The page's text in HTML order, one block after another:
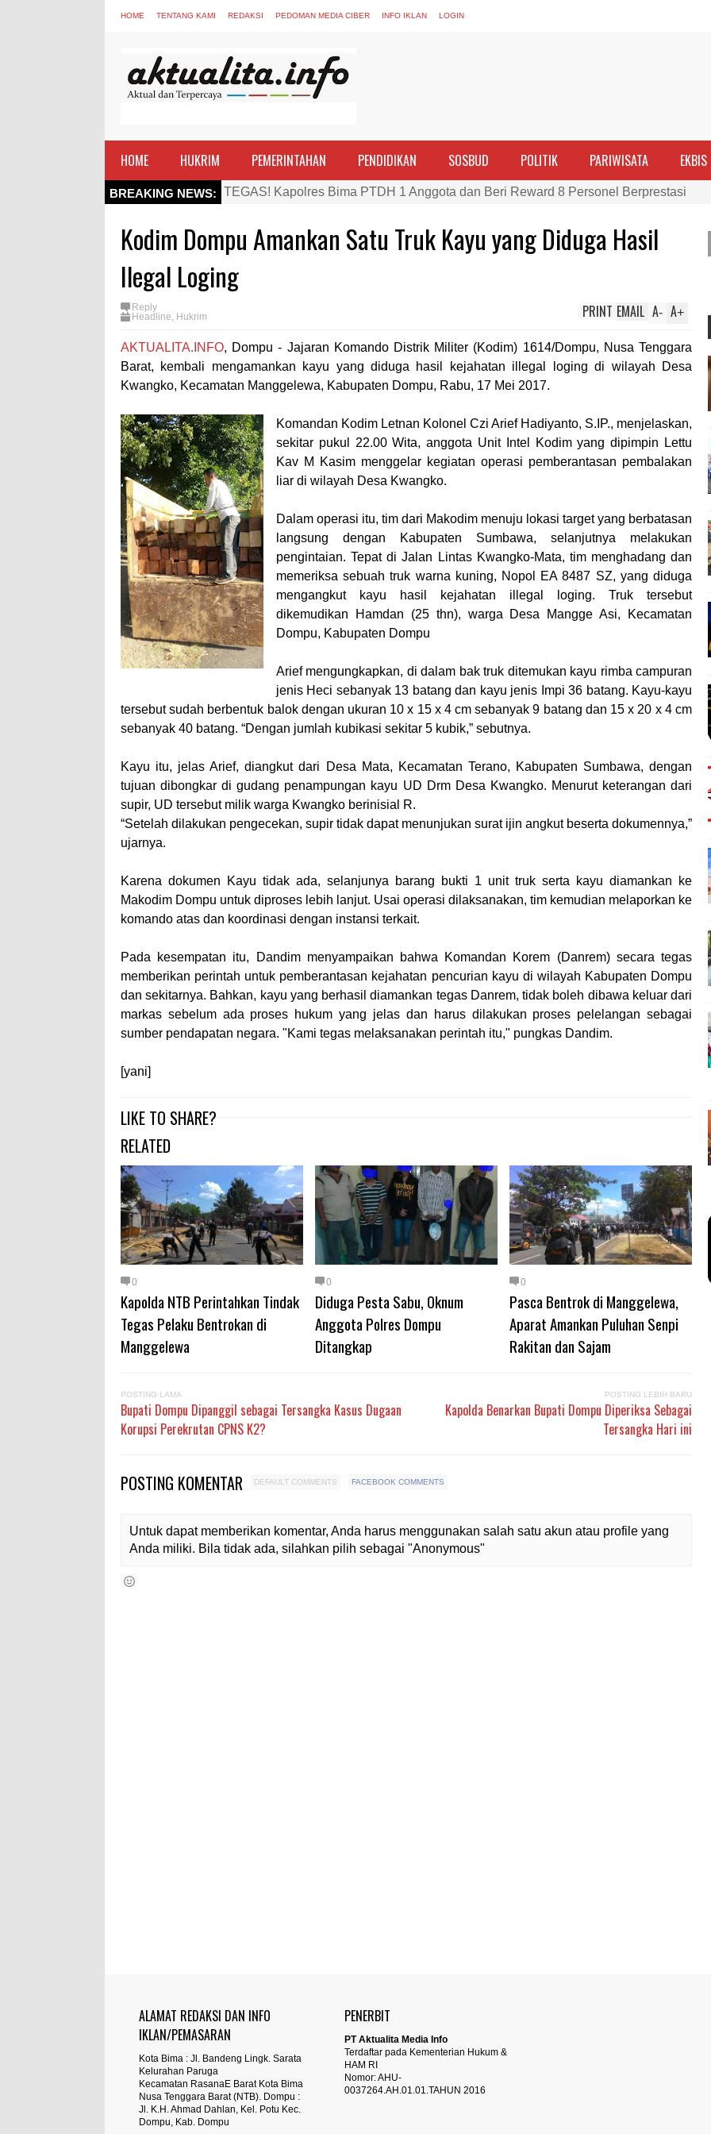
HOME TENTANG KAMI REDAKSI PEDOMAN MEDIA CIBER INFO IKLAN LOGIN
HOME HUKRIM PEMERINTAHAN PENDIDIKAN SOSBUD POLITIK PARIWISATA EKBIS
BREAKING NEWS: TEGAS! Kapolres Bima PTDH 1 Anggota dan Beri Reward 8 Personel Berprestasi
Si Dokes Polres Bima Cek Kesehatan Korban Kapal Wisata yang Tenggelam di
Perkuat Soliditas-Sinergi, Kapolres Bima Silaturahmi ke Kejari dan Kodim 1608
Nobar Piala Dunia Argentina vs Inggris, Polres Bima Pererat Silaturahmi dengan
Antusiasnya Warga dan Polisi Nobar Bareng Laga Prancis vs Spanyol di Mapolres
Wali Kota Bima Tinjau Finalisasi Pembangunan RSUD Kota Bima, Pastikan
"Polisi Peduli" Satsamapta Polres Bima Bantu Warga Padolo Atasi Krisis Air Bersih
Wali Kota Bima Tinjau Rumah Warga Tidak Layak Huni di Kelurahan Oi Mbo, Dorong
Wakil Wali Kota Bima Konsultasikan Usulan Inpres Jalan Daerah 2026 dan Persiapan
Wali Kota Tekankan Disiplin ASN dan Penguatan Kolaborasi
Wali Kota Bima Hadiri Rakornas Kelautan dan Perikanan
Pemkot Jawab Pandangan Umum Fraksi DPRD terhadap Raperda
Pimpin Upacara HUT Bhayangkara Ke-80, Kapolres Bima: Jadikan Tugas Sebagai
Kado HUT Bhayangkara Ke-80, Kapolres Bima Pimpin Kenaikan Pangkat 42 Personel
Bakti Sosial Bhayangkara Ke-80, Satsamapta Polres Bima Bantu Warga Dena
Polsek Bolo Bongkar Peredaran Sabu di Tambe, 2 Pria Diamankan Bersama 23 Poket
SIGAPUAN dan Ikhtiar Kota Bima Menjemput Korban Kekerasan
Kapolres Bima Beri Penghargaan ke Kades dan Ketua RT Yang Aktif Bantu Polisi
Kodim Dompu Amankan Satu Truk Kayu yang Diduga Hasil
Ilegal Loging
Reply
Headline, Hukrim A+
A-
EMAIL
PRINT
AKTUALITA.INFO, Dompu - Jajaran Komando Distrik Militer (Kodim) 1614/Dompu, Nusa Tenggara
Barat, kembali mengamankan kayu yang diduga hasil kejahatan illegal loging di wilayah Desa
Kwangko, Kecamatan Manggelewa, Kabupaten Dompu, Rabu, 17 Mei 2017.
Komandan Kodim Letnan Kolonel Czi Arief Hadiyanto, S.IP., menjelaskan,
sekitar pukul 22.00 Wita, anggota Unit Intel Kodim yang dipimpin Lettu
Kav M Kasim menggelar kegiatan operasi pemberantasan pembalakan
liar di wilayah Desa Kwangko.
Dalam operasi itu, tim dari Makodim menuju lokasi target yang berbatasan
langsung dengan Kabupaten Sumbawa, selanjutnya melakukan
pengintaian. Tepat di Jalan Lintas Kwangko-Mata, tim menghadang dan
memeriksa sebuah truk warna kuning, Nopol EA 8487 SZ, yang diduga
mengangkut kayu hasil kejahatan illegal loging. Truk tersebut
dikemudikan Hamdan (25 thn), warga Desa Mangge Asi, Kecamatan
Dompu, Kabupaten Dompu
Arief mengungkapkan, di dalam bak truk ditemukan kayu rimba campuran
jenis Heci sebanyak 13 batang dan kayu jenis Impi 36 batang. Kayu-kayu
tersebut sudah berbentuk balok dengan ukuran 10 x 15 x 4 cm sebanyak 9 batang dan 15 x 20 x 4 cm
sebanyak 40 batang. “Dengan jumlah kubikasi sekitar 5 kubik,” sebutnya.
Kayu itu, jelas Arief, diangkut dari Desa Mata, Kecamatan Terano, Kabupaten Sumbawa, dengan
tujuan dibongkar di gudang penampungan kayu UD Drm Desa Kwangko. Menurut keterangan dari
supir, UD tersebut milik warga Kwangko berinisial R.
“Setelah dilakukan pengecekan, supir tidak dapat menunjukan surat ijin angkut beserta dokumennya,”
ujarnya.
Karena dokumen Kayu tidak ada, selanjunya barang bukti 1 unit truk serta kayu diamankan ke
Makodim Dompu untuk diproses lebih lanjut. Usai operasi dilaksanakan, tim kemudian melaporkan ke
komando atas dan koordinasi dengan instansi terkait.
Pada kesempatan itu, Dandim menyampaikan bahwa Komandan Korem (Danrem) secara tegas
memberikan perintah untuk pemberantasan kejahatan pencurian kayu di wilayah Kabupaten Dompu
dan sekitarnya. Bahkan, kayu yang berhasil diamankan tegas Danrem, tidak boleh dibawa keluar dari
markas sebelum ada proses hukum yang jelas dan harus dilakukan proses pelelangan sebagai
sumber pendapatan negara. "Kami tegas melaksanakan perintah itu," pungkas Dandim.
[yani]
LIKE TO SHARE?
RELATED
0
Kapolda NTB Perintahkan Tindak
Tegas Pelaku Bentrokan di
Manggelewa
0
Diduga Pesta Sabu, Oknum
Anggota Polres Dompu
Ditangkap
0
Pasca Bentrok di Manggelewa,
Aparat Amankan Puluhan Senpi
Rakitan dan Sajam
POSTING LAMA
Bupati Dompu Dipanggil sebagai Tersangka Kasus Dugaan
Korupsi Perekrutan CPNS K2?
POSTING LEBIH BARU
Kapolda Benarkan Bupati Dompu Diperiksa Sebagai
Tersangka Hari ini
POSTING KOMENTAR DEFAULT COMMENTS FACEBOOK COMMENTS
Untuk dapat memberikan komentar, Anda harus menggunakan salah satu akun atau profile yang
Anda miliki. Bila tidak ada, silahkan pilih sebagai "Anonymous"
ALAMAT REDAKSI DAN INFO
IKLAN/PEMASARAN
Kota Bima : Jl. Bandeng Lingk. Sarata
Kelurahan Paruga
Kecamatan RasanaE Barat Kota Bima
Nusa Tenggara Barat (NTB). Dompu :
Jl. K.H. Ahmad Dahlan, Kel. Potu Kec.
Dompu, Kab. Dompu
PENERBIT
PT Aktualita Media Info
Terdaftar pada Kementerian Hukum &
HAM RI
Nomor: AHU-
0037264.AH.01.01.TAHUN 2016